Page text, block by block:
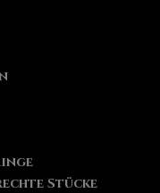
Stücke